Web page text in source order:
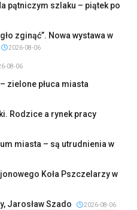
pątniczym szlaku – piątek po
zginąć”. Nowa wystawa w
2026-08-06
08-06
zielone płuca miasta
Rodzice a rynek pracy
miasta – są utrudnienia w
Koła Pszczelarzy w
Jarosław Szado 2026-08-06